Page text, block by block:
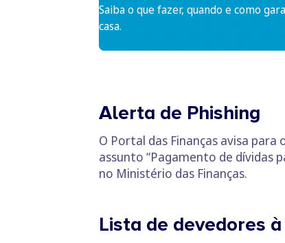
Saiba o que fazer, quando e como
casa.
Alerta de Phishing
O Portal das Finanças avisa
assunto “Pagamento de dívidas
no Ministério das Finanças.
Lista de devedores